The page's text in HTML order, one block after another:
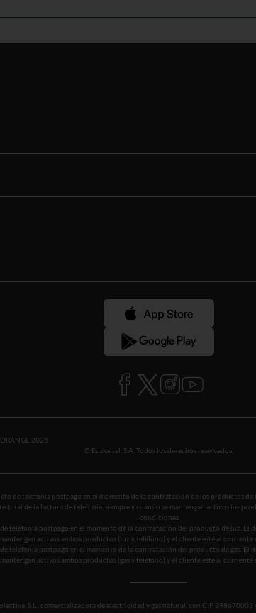
© Euskaltel, S.A. Todos los derechos reservados.
2026
de telefonía postpago en el momento de la contratación de los productos de
de la factura de telefonía, siempre y cuando se mantengan activos los
condiciones
telefonía postpago en el momento de la contratación del producto de luz. El
activos ambos productos (luz y teléfono) y el cliente esté al
telefonía postpago en el momento de la contratación del producto de gas.
activos ambos productos (gas y teléfono) y el cliente esté al
S.L., comercializadora de electricidad y gas natural, con CIF